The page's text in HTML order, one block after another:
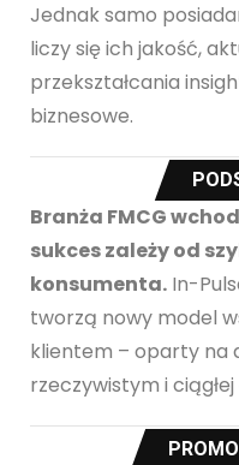
Jednak samo
liczy się ich jakość,
przekształcania
biznesowe.
Branża FMCG
sukces zależy od
konsumenta. In-
tworzą nowy model
klientem – oparty na
rzeczywistym i